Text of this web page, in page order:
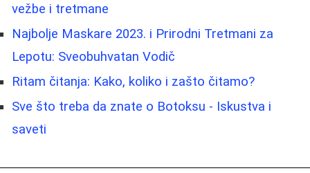
vežbe i tretmane
Najbolje Maskare 2023. i Prirodni Tretmani za
Lepotu: Sveobuhvatan Vodič
Ritam čitanja: Kako, koliko i zašto čitamo?
Sve što treba da znate o Botoksu - Iskustva i
saveti